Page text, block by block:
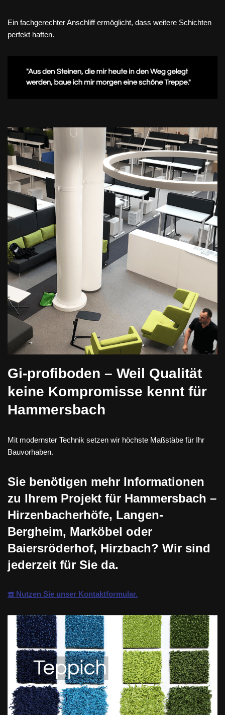
Ein fachgerechter Anschliff ermöglicht, dass weitere Schichten
perfekt haften.
Gi-profiboden – Weil Qualität
keine Kompromisse kennt für
Hammersbach
Mit modernster Technik setzen wir höchste Maßstäbe für Ihr
Bauvorhaben.
Sie benötigen mehr Informationen
zu Ihrem Projekt für Hammersbach –
Hirzenbacherhöfe, Langen-
Bergheim, Marköbel oder
Baiersröderhof, Hirzbach? Wir sind
jederzeit für Sie da.
☎️ Nutzen Sie unser Kontaktformular.